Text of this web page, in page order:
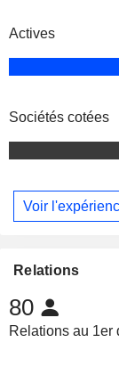
Actives
Sociétés cotées
Voir
Relations
80
Relations au 1er